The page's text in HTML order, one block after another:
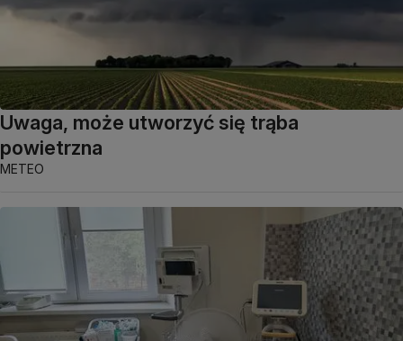
Uwaga, może utworzyć się trąba
powietrzna
METEO